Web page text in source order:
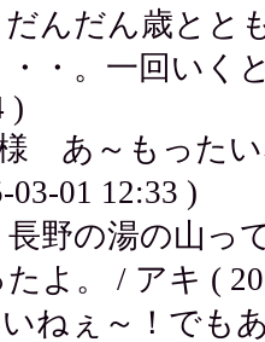
んだん歳とと
・・。一回いく
)
あ～もったい
03-01 12:33 )
野の湯の山っ
よ。 / アキ (
ねぇ～！でも